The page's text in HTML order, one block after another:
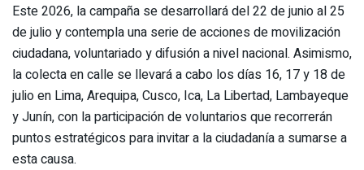
Este 2026, la campaña se desarrollará del 22 de junio al 25
de julio y contempla una serie de acciones de movilización
ciudadana, voluntariado y difusión a nivel nacional. Asimismo,
la colecta en calle se llevará a cabo los días 16, 17 y 18 de
julio en Lima, Arequipa, Cusco, Ica, La Libertad, Lambayeque
y Junín, con la participación de voluntarios que recorrerán
puntos estratégicos para invitar a la ciudadanía a sumarse a
esta causa.